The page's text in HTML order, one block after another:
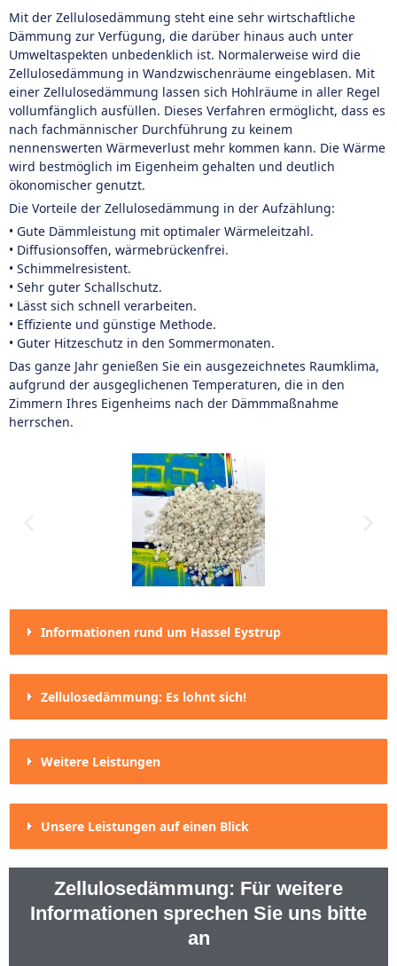
Mit der Zellulosedämmung steht eine sehr wirtschaftliche
Dämmung zur Verfügung, die darüber hinaus auch unter
Umweltaspekten unbedenklich ist. Normalerweise wird die
Zellulosedämmung in Wandzwischenräume eingeblasen. Mit
einer Zellulosedämmung lassen sich Hohlräume in aller Regel
vollumfänglich ausfüllen. Dieses Verfahren ermöglicht, dass es
nach fachmännischer Durchführung zu keinem
nennenswerten Wärmeverlust mehr kommen kann. Die Wärme
wird bestmöglich im Eigenheim gehalten und deutlich
ökonomischer genutzt.
Die Vorteile der Zellulosedämmung in der Aufzählung:
• Gute Dämmleistung mit optimaler Wärmeleitzahl.
• Diffusionsoffen, wärmebrückenfrei.
• Schimmelresistent.
• Sehr guter Schallschutz.
• Lässt sich schnell verarbeiten.
• Effiziente und günstige Methode.
• Guter Hitzeschutz in den Sommermonaten.
Das ganze Jahr genießen Sie ein ausgezeichnetes Raumklima,
aufgrund der ausgeglichenen Temperaturen, die in den
Zimmern Ihres Eigenheims nach der Dämmmaßnahme
herrschen.
Informationen rund um Hassel Eystrup
Zellulosedämmung: Es lohnt sich!
Weitere Leistungen
Unsere Leistungen auf einen Blick
Zellulosedämmung: Für weitere
Informationen sprechen Sie uns bitte
an